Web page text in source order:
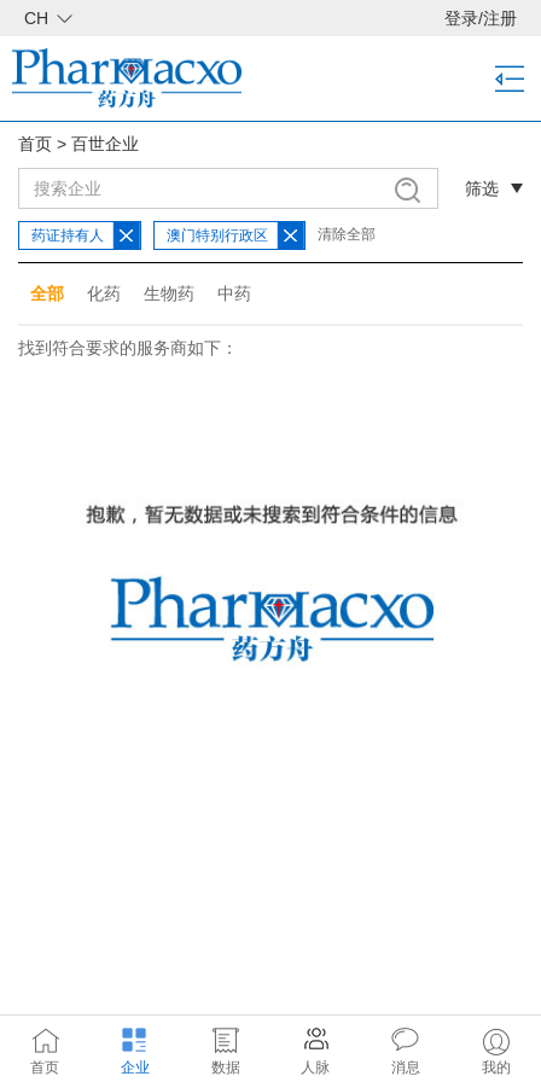
CH 登录/注册
首页 > 百世企业
筛选
药证持有人 澳门特别行政区 清除全部
全部 化药 生物药 中药
找到符合要求的服务商如下：
首页 企业 数据 人脉 消息 我的